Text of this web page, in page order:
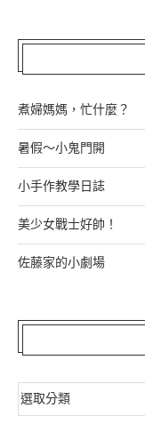
煮婦媽媽，忙什麼？
暑假～小鬼門開
小手作教學日誌
美少女戰士好帥！
佐藤家的小劇場